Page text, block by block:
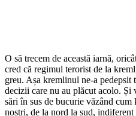
O să trecem de această iarnă,
cred că regimul terorist de la
greu. Așa kremlinul ne-a pedepsit
decizii care nu au plăcut acolo.
sări în sus de bucurie văzând cum
noștri, de la nord la sud,